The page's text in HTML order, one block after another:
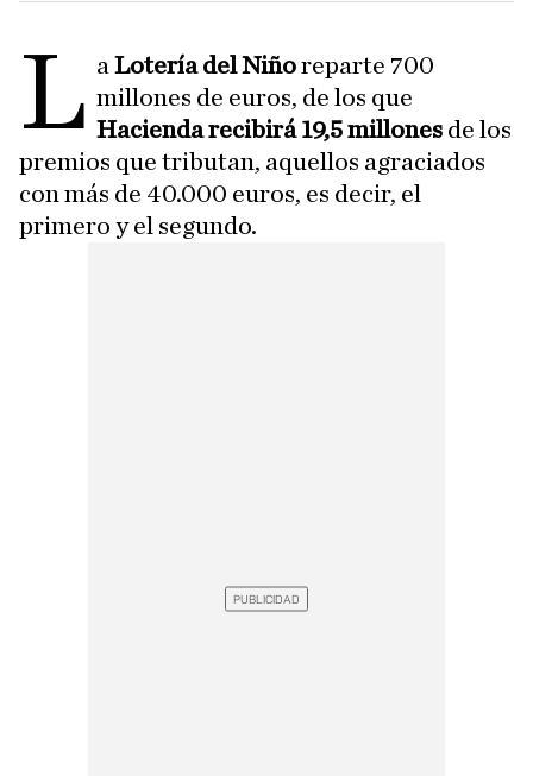
L aLotería del Niñoreparte 700
millones de euros, de los que
Hacienda recibirá 19,5 millones de los
premios que tributan, aquellos agraciados
con más de 40.000 euros, es decir, el
primero y el segundo.